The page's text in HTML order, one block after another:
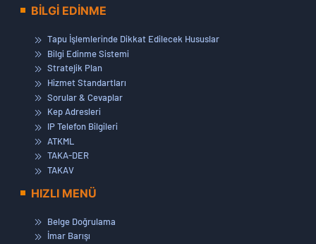
BİLGİ EDİNME
Tapu İşlemlerinde Dikkat Edilecek Hususlar
Bilgi Edinme Sistemi
Stratejik Plan
Hizmet Standartları
Sorular & Cevaplar
Kep Adresleri
IP Telefon Bilgileri
ATKML
TAKA-DER
TAKAV
HIZLI MENÜ
Belge Doğrulama
İmar Barışı